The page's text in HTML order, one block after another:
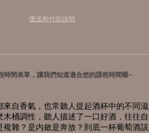
‧運送和付款說明
時間表單，讓我們知道適合您的課程時間喔~
自香氣，也常聽人提起酒杯中的不同滋
桶調性，聽人描述了一口好酒，往往自
雜？是内斂是奔放？到底一杯葡萄酒該